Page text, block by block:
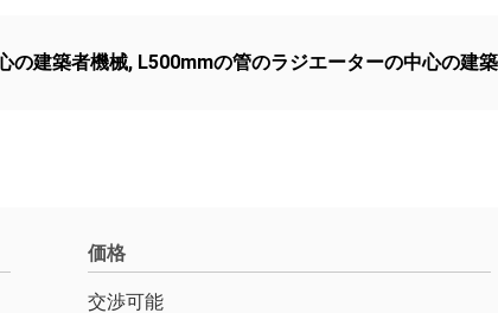
の建築者機械, L500mmの管のラジエーターの中心の建
価格
交渉可能